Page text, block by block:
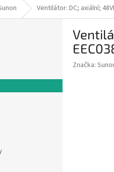
Ventilátor: DC; axiální;
Značka: